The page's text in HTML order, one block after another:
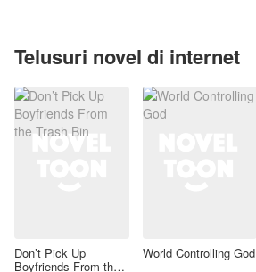
Telusuri novel di internet
Don’t Pick Up
Boyfriends From the
World Controlling God